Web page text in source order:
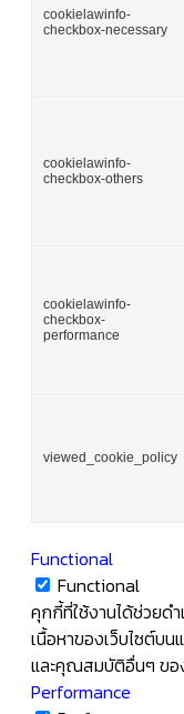
cookielawinfo-
checkbox-necessary
cookielawinfo-
checkbox-others
cookielawinfo-
checkbox-
performance
viewed_cookie_policy
Functional
Functional
คุกกี้ที่ใช้งานได้ช่วยด
เนื้อหาของเว็บไซต์บ
และคุณสมบัติอื่นๆ ขอ
Performance